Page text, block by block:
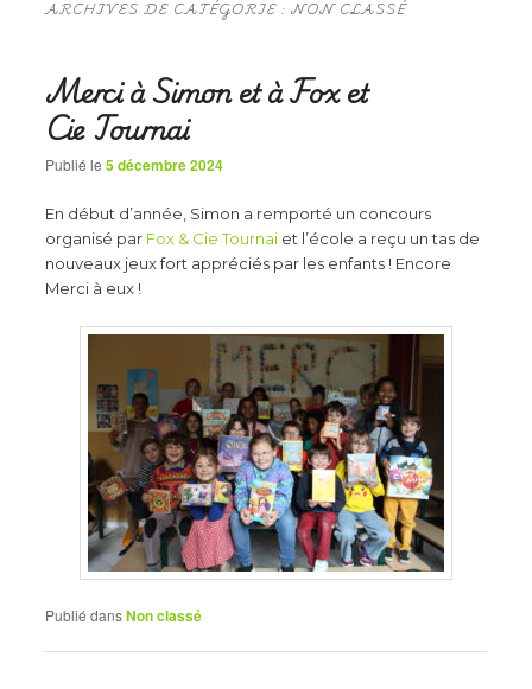
ARCHIVES DE CATÉGORIE :NON CLASSÉ
Merci à Simon et à Fox et
Cie Tournai
Publié le5 décembre 2024
En début d’année, Simon a remporté un concours
organisé par Fox & Cie Tournai et l’école a reçu un tas de
nouveaux jeux fort appréciés par les enfants ! Encore
Merci à eux !
Publié dansNon classé